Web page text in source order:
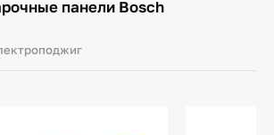
панели Bosch